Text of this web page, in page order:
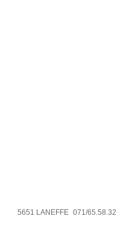
5651 LANEFFE 071/65.58.32